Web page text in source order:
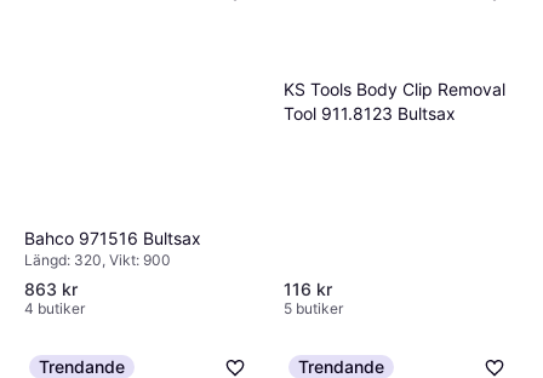
Bahco 971516 Bultsax
Längd: 320, Vikt: 900
863 kr
4 butiker
KS Tools Body Clip Removal
Tool 911.8123 Bultsax
116 kr
5 butiker
Trendande Trendande